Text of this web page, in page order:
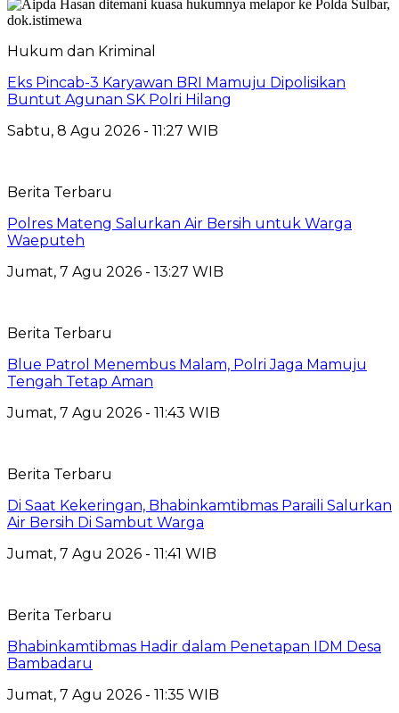
Hukum dan Kriminal
Eks Pincab-3 Karyawan BRI Mamuju Dipolisikan
Buntut Agunan SK Polri Hilang
Sabtu, 8 Agu 2026 - 11:27 WIB
Berita Terbaru
Polres Mateng Salurkan Air Bersih untuk Warga
Waeputeh
Jumat, 7 Agu 2026 - 13:27 WIB
Berita Terbaru
Blue Patrol Menembus Malam, Polri Jaga Mamuju
Tengah Tetap Aman
Jumat, 7 Agu 2026 - 11:43 WIB
Berita Terbaru
Di Saat Kekeringan, Bhabinkamtibmas Paraili Salurkan
Air Bersih Di Sambut Warga
Jumat, 7 Agu 2026 - 11:41 WIB
Berita Terbaru
Bhabinkamtibmas Hadir dalam Penetapan IDM Desa
Bambadaru
Jumat, 7 Agu 2026 - 11:35 WIB